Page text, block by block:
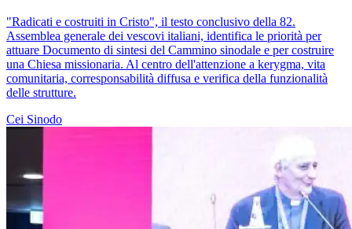
"Radicati e costruiti in Cristo", il testo conclusivo della 82.
Assemblea generale dei vescovi italiani, identifica le priorità per
attuare Documento di sintesi del Cammino sinodale e per costruire
una Chiesa missionaria. Al centro dell'attenzione a kerygma, vita
comunitaria, corresponsabilità diffusa e verifica della funzionalità
delle strutture.
Cei Sinodo